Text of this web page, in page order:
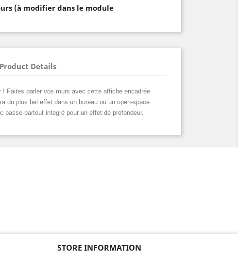
(à modifier dans le module
Product Details
! Faites parler vos murs avec cette affiche encadrée
du plus bel effet dans un bureau ou un open-space.
passe-partout integré pour un effet de profondeur.
STORE INFORMATION